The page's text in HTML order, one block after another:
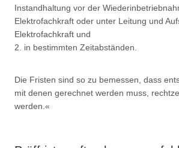
Instandhaltung vor der
Elektrofachkraft oder unter Leitung und
Elektrofachkraft und
2. in bestimmten Zeitabständen.
Die Fristen sind so zu bemessen, dass
mit denen gerechnet werden muss,
werden.«